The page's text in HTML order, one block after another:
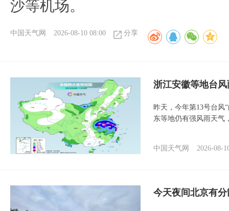
沙等机场。
中国天气网 2026-08-10 08:00 分享
浙江安徽等地台
昨天，今年第13号台风
东等地仍有强风雨天气
中国天气网 2026-08-
今天夜间北京有